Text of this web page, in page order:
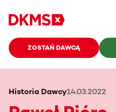
ZOSTAŃ DAWCĄ
Historia Dawcy14.03.2022